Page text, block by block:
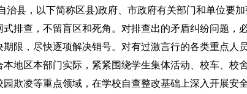
县，以下简称区县)政府、市政府有关部门和单位要加
式排查，不留盲区和死角。对排查出的矛盾纠纷问题，
期限，尽快逐项解决销号。对有过激言行的各类重点人
本地区本部门实际，紧紧围绕学生集体活动、校车、校
园欺凌等重点领域，在学校自查整改基础上深入开展安